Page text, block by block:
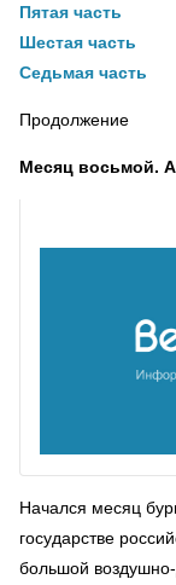
Пятая часть
Шестая часть
Седьмая часть
Продолжение
Месяц восьмой.
Начался месяц
государстве
большой